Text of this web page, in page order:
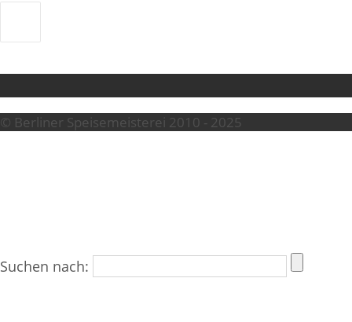
© Berliner Speisemeisterei 2010 - 2025
Suchen nach: